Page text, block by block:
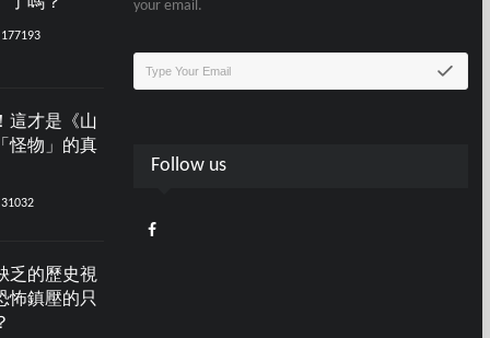
177193
這才是《山
怪物」的真
31032
乏的歷史視
怖鎮壓的只
your email.
Follow us